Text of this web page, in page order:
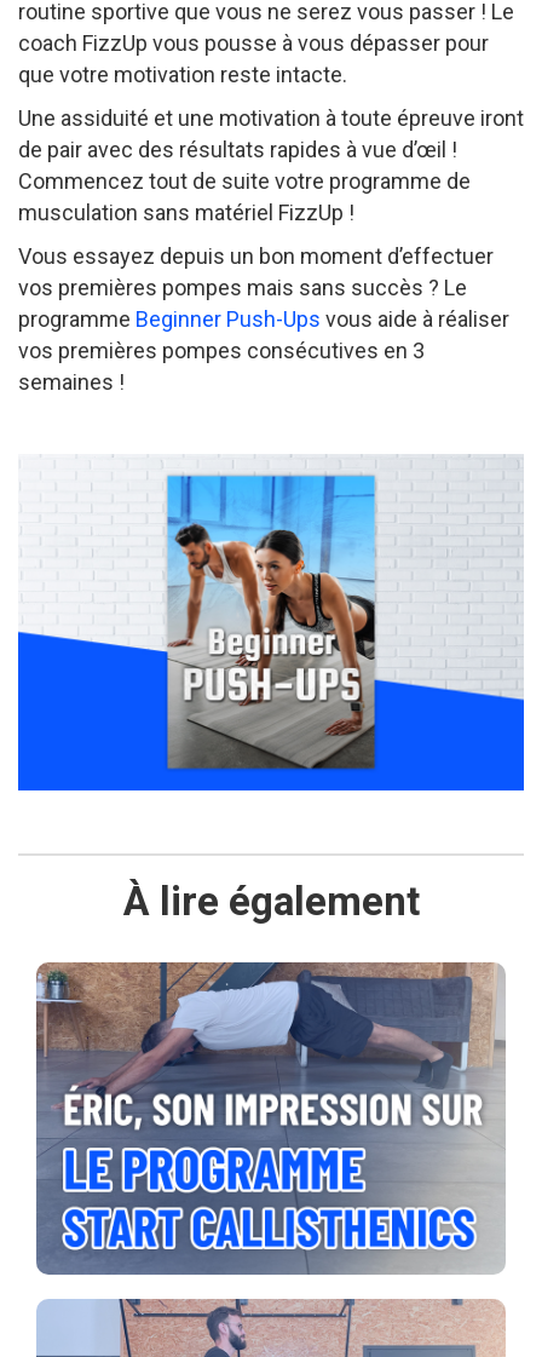
routine sportive que vous ne serez vous passer ! Le
coach FizzUp vous pousse à vous dépasser pour
que votre motivation reste intacte.
Une assiduité et une motivation à toute épreuve iront
de pair avec des résultats rapides à vue d’œil !
Commencez tout de suite votre programme de
musculation sans matériel FizzUp !
Vous essayez depuis un bon moment d’effectuer
vos premières pompes mais sans succès ? Le
programme Beginner Push-Ups vous aide à réaliser
vos premières pompes consécutives en 3
semaines !
À lire également